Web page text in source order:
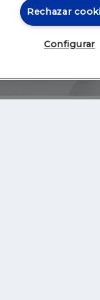
Rechazar
Configurar